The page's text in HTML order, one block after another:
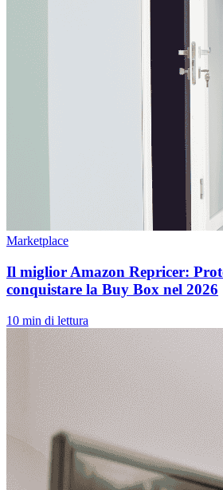
Marketplace
Il miglior Amazon Repricer:
conquistare la Buy Box nel 2026
10 min di lettura